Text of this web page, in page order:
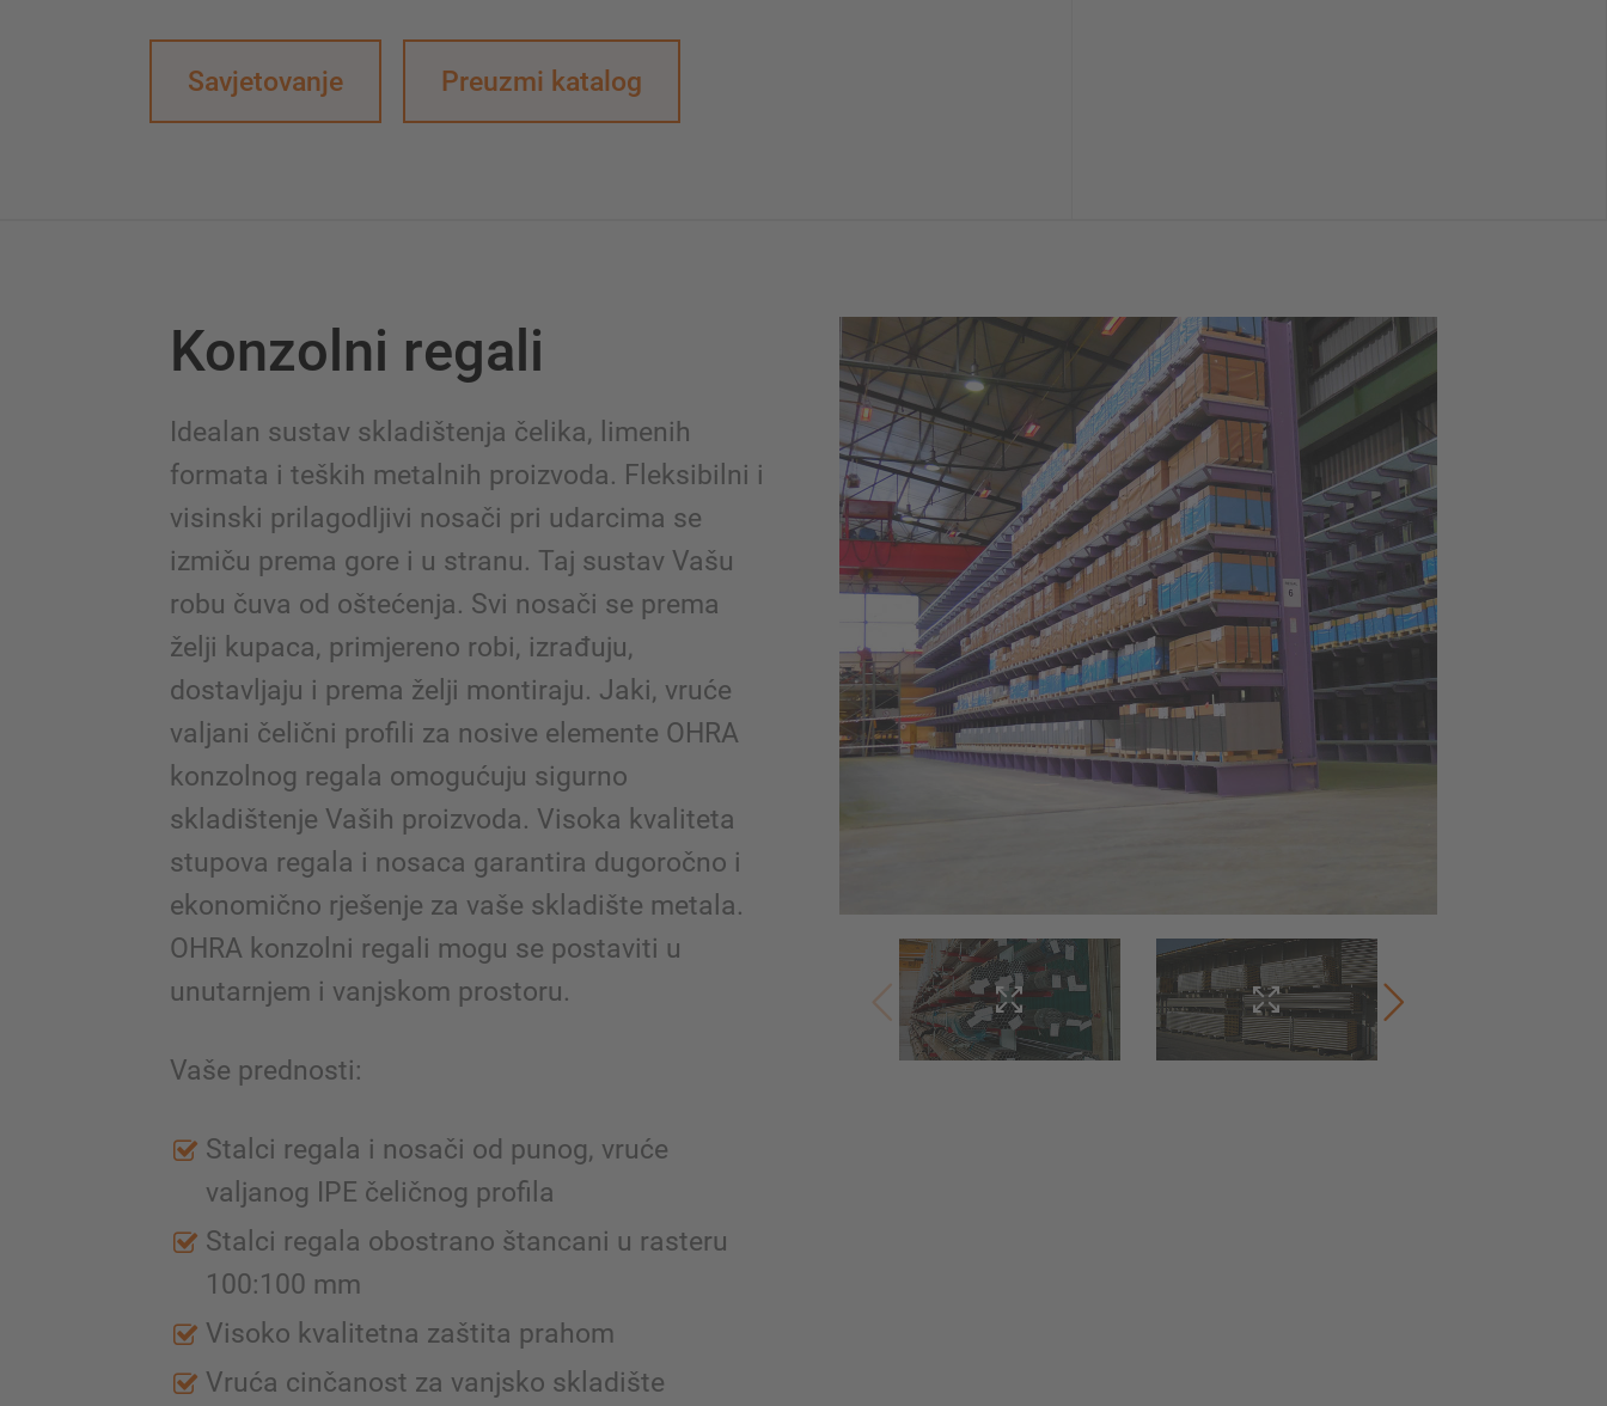
Savjetovanje Preuzmi katalog
Konzolni regali
Idealan sustav skladištenja čelika, limenih
formata i teških metalnih proizvoda. Fleksibilni i
visinski prilagodljivi nosači pri udarcima se
izmiču prema gore i u stranu. Taj sustav Vašu
robu čuva od oštećenja. Svi nosači se prema
želji kupaca, primjereno robi, izrađuju,
dostavljaju i prema želji montiraju. Jaki, vruće
valjani čelični profili za nosive elemente OHRA
konzolnog regala omogućuju sigurno
skladištenje Vaših proizvoda. Visoka kvaliteta
stupova regala i nosaca garantira dugoročno i
ekonomično rješenje za vaše skladište metala.
OHRA konzolni regali mogu se postaviti u
unutarnjem i vanjskom prostoru.
Vaše prednosti:
Stalci regala i nosači od punog, vruće
valjanog IPE čeličnog profila
Stalci regala obostrano štancani u rasteru
100:100 mm
Visoko kvalitetna zaštita prahom
Vruća cinčanost za vanjsko skladište